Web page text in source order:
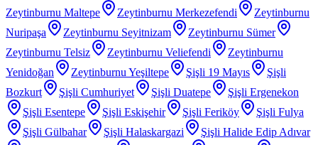
Zeytinburnu Maltepe
Zeytinburnu Merkezefendi
Zeytinburnu
Nuripaşa
Zeytinburnu Seyitnizam
Zeytinburnu Sümer
Zeytinburnu Telsiz
Zeytinburnu Veliefendi
Zeytinburnu
Yenidoğan
Zeytinburnu Yeşiltepe Şişli 19 Mayıs
Şişli
Bozkurt
Şişli Cumhuriyet Şişli Duatepe
Şişli Ergenekon
Şişli Esentepe
Şişli Eskişehir Şişli Feriköy
Şişli Fulya
Şişli Gülbahar
Şişli Halaskargazi
Şişli Halide Edip Adıvar